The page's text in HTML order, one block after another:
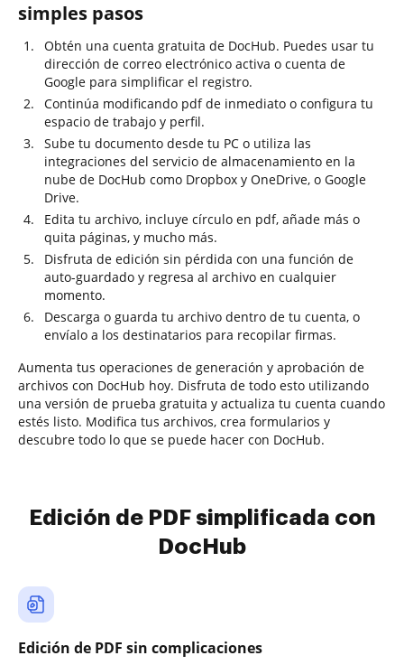
simples pasos
Obtén una cuenta gratuita de DocHub. Puedes usar tu
dirección de correo electrónico activa o cuenta de
Google para simplificar el registro.
Continúa modificando pdf de inmediato o configura tu
espacio de trabajo y perfil.
Sube tu documento desde tu PC o utiliza las
integraciones del servicio de almacenamiento en la
nube de DocHub como Dropbox y OneDrive, o Google
Drive.
Edita tu archivo, incluye círculo en pdf, añade más o
quita páginas, y mucho más.
Disfruta de edición sin pérdida con una función de
auto-guardado y regresa al archivo en cualquier
momento.
Descarga o guarda tu archivo dentro de tu cuenta, o
envíalo a los destinatarios para recopilar firmas.
Aumenta tus operaciones de generación y aprobación de
archivos con DocHub hoy. Disfruta de todo esto utilizando
una versión de prueba gratuita y actualiza tu cuenta cuando
estés listo. Modifica tus archivos, crea formularios y
descubre todo lo que se puede hacer con DocHub.
Edición de PDF simplificada con
DocHub
Edición de PDF sin complicaciones